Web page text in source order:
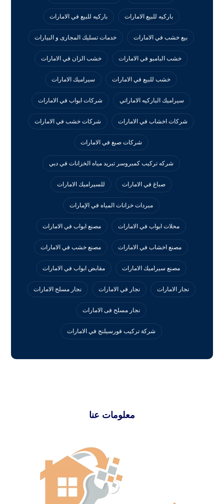
باركيه للبيع الامارات باركيه للبيع في الامارات
بيع خشب في الامارات خدمات تسليك المجارى و البيارات
خشب البامبو في الامارات خشب الزان في الامارات
خشب للبيع في الامارات سيراميك الامارات
سيراميك الباركيه الاماراتي شركات ابواب في الامارات
شركات اخشاب في الامارات شركات خشب في الامارات
شركات صبغ في الامارات
شركه تركيب كمبروسر تبريد مياه الخزانات في دبي
صباغ في الامارات للسيراميك الامارات
مبردات خزانات المياه في الإمارات
محلات ابواب في الامارات مصنع ابواب في الامارات
مصنع اخشاب في الامارات مصنع خشب في الامارات
مصنع سيراميك الامارات مقابض ابواب في الامارات
نجار الامارات نجار في الامارات نجار مسلح الامارات
نجار مسلح فى الامارات
‏شركة تركيب فورسيلنج في الامارات
معلومات عنا